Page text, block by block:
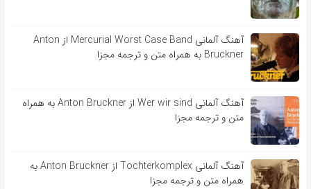
آهنگ آلمانی Mercurial Worst Case Band از Anton
Bruckner به همراه متن و ترجمه مجزا
آهنگ آلمانی Wer wir sind از Anton Bruckner به همراه
متن و ترجمه مجزا
آهنگ آلمانی Tochterkomplex از Anton Bruckner به
همراه متن و ترجمه مجزا